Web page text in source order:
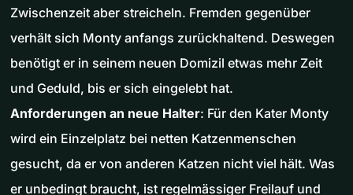
Zwischenzeit aber streicheln. Fremden gegenüber
verhält sich Monty anfangs zurückhaltend. Deswegen
benötigt er in seinem neuen Domizil etwas mehr Zeit
und Geduld, bis er sich eingelebt hat.
Anforderungen an neue Halter: Für den Kater Monty
wird ein Einzelplatz bei netten Katzenmenschen
gesucht, da er von anderen Katzen nicht viel hält. Was
er unbedingt braucht, ist regelmässiger Freilauf und